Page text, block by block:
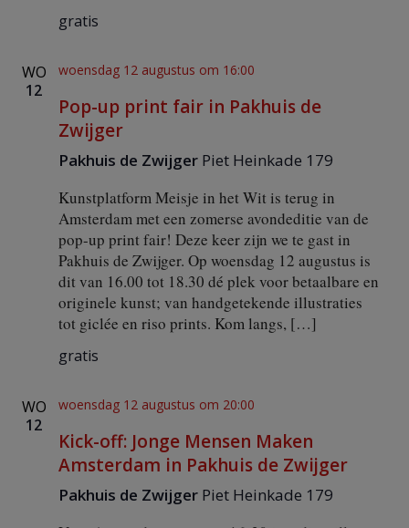
gratis
WO
12
Pop-up print fair in Pakhuis de
Zwijger
woensdag 12 augustus om 16:00
Pakhuis de Zwijger Piet Heinkade 179
Kunstplatform Meisje in het Wit is terug in
Amsterdam met een zomerse avondeditie van de
pop-up print fair! Deze keer zijn we te gast in
Pakhuis de Zwijger. Op woensdag 12 augustus is
dit van 16.00 tot 18.30 dé plek voor betaalbare en
originele kunst; van handgetekende illustraties
tot giclée en riso prints. Kom langs, […]
gratis
WO
12
Kick-off: Jonge Mensen Maken
Amsterdam in Pakhuis de Zwijger
woensdag 12 augustus om 20:00
Pakhuis de Zwijger Piet Heinkade 179